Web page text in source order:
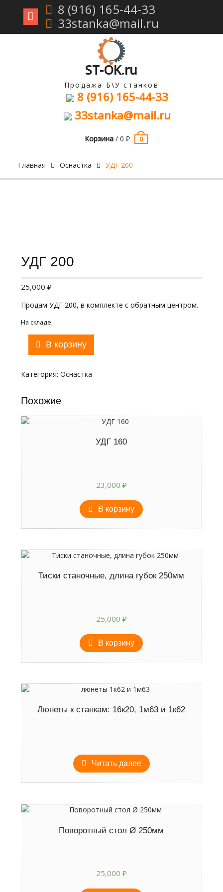
Перейти
8 (916) 165-44-33
33stanka@mail.ru
ST-OK.ru
Продажа Б\У станков
8 (916) 165-44-33
33stanka@mail.ru
Корзина/ 0 ₽ 0
Главная Оснастка УДГ 200
УДГ 200
25,000 ₽
Продам УДГ 200, в комплекте с обратным центром.
На складе
Количество
товара
200
В корзину
Категория: Оснастка
Похожие
УДГ 160
23,000 ₽
В корзину
Тиски станочные, длина губок 250мм
25,000 ₽
В корзину
Люнеты к станкам: 16к20, 1м63 и 1к62
Читать далее
Поворотный стол Ø 250мм
25,000 ₽